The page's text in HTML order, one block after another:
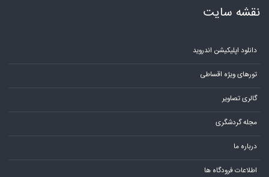
نقشه سایت
دانلود اپلیکیشن اندروید
تورهای ویژه اقساطی
گالری تصاویر
مجله گردشگری
درباره ما
اطلاعات فرودگاه ها